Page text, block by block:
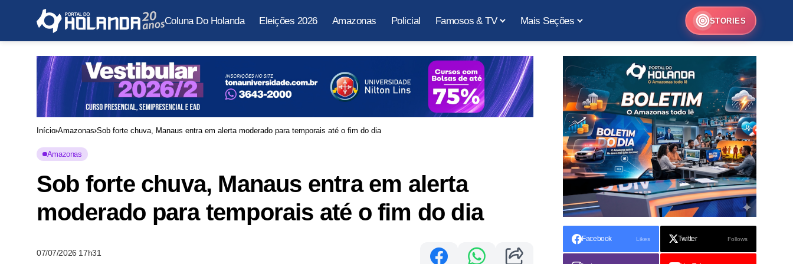
Coluna Do Holanda Eleições 2026 Amazonas Policial Famosos & TV Mais Seções STORIES
Início Amazonas Sob forte chuva, Manaus entra em alerta moderado para temporais até o fim do dia
Amazonas
Sob forte chuva, Manaus entra em alerta
moderado para temporais até o fim do dia
07/07/2026 17h31
Facebook Likes Twitter Follows